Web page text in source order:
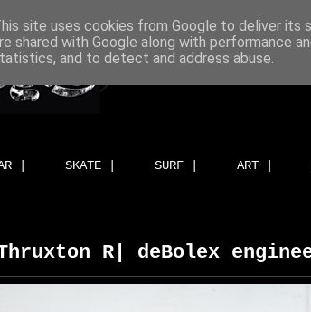
| SKATE | SURF | ART |
R| deBolex
site uses cookies from Google to deliver its
shared with Google along with performance
and to detect and address abuse.